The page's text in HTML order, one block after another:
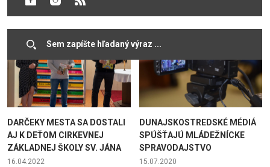
DARČEKY MESTA SA DOSTALI
AJ K DEŤOM CIRKEVNEJ
ZÁKLADNEJ ŠKOLY SV. JÁNA
16.04.2022
DUNAJSKOSTREDSKÉ MÉDIÁ
SPÚŠŤAJÚ MLÁDEŽNÍCKE
SPRAVODAJSTVO
15.07.2020